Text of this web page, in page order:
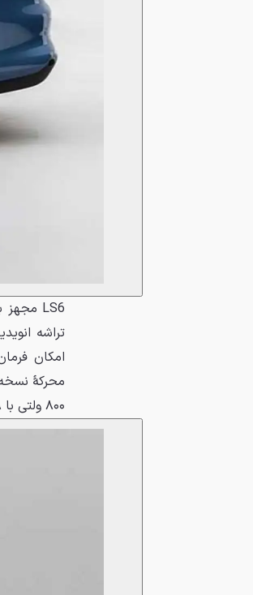
۸۰۰ ولتی با ۳۰۸ اسب بخار و باتری شرکت CATL می‌شود و شتاب صفرتاصد آن ۶.۴ ثانیه است.